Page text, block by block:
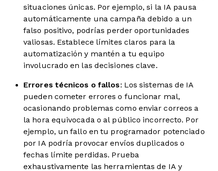
situaciones únicas. Por ejemplo, si la IA pausa
automáticamente una campaña debido a un
falso positivo, podrías perder oportunidades
valiosas. Establece límites claros para la
automatización y mantén a tu equipo
involucrado en las decisiones clave.
Errores técnicos o fallos: Los sistemas de IA
pueden cometer errores o funcionar mal,
ocasionando problemas como enviar correos a
la hora equivocada o al público incorrecto. Por
ejemplo, un fallo en tu programador potenciado
por IA podría provocar envíos duplicados o
fechas límite perdidas. Prueba
exhaustivamente las herramientas de IA y